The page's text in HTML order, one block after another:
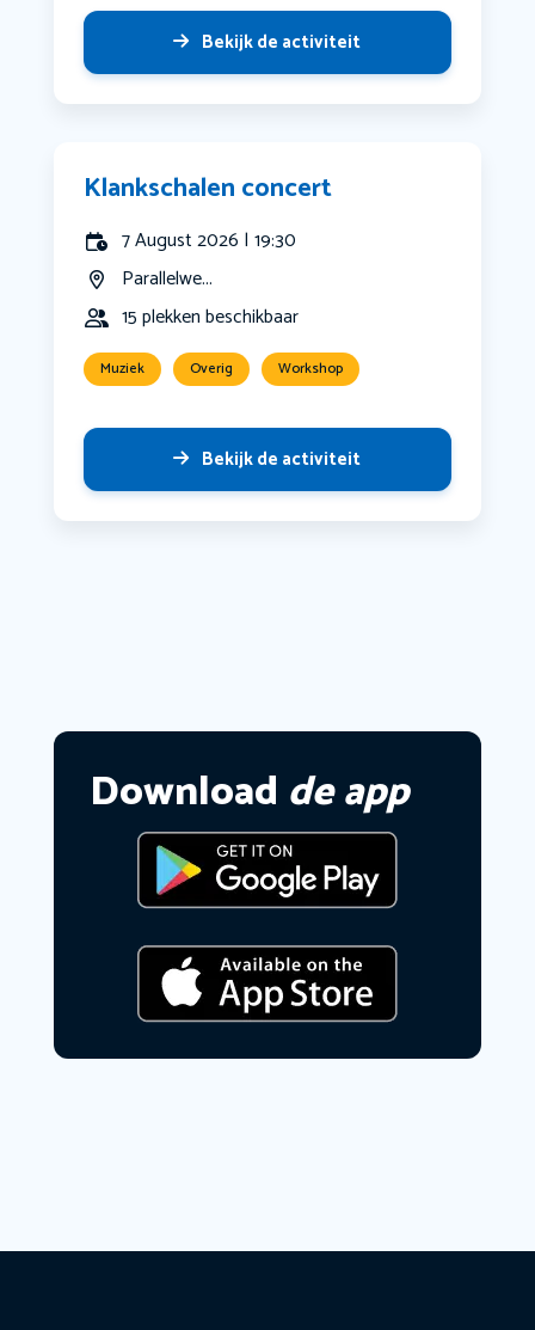
Bekijk de activiteit
Klankschalen concert
7 August 2026 | 19:30
Parallelwe...
15 plekken beschikbaar
Muziek Overig Workshop
Bekijk de activiteit
Download de app